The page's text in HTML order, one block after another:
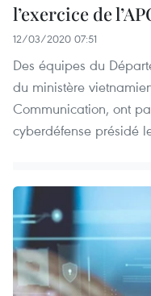
l’exercice de
12/03/2020 07:51
Des équipes du
du ministère
Communication, ont
cyberdéfense présidé